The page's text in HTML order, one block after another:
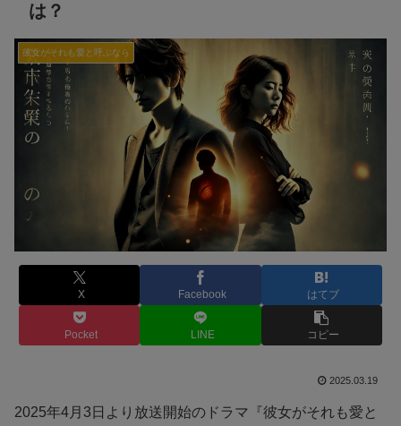
は？
彼女がそれも愛と呼ぶなら
X Facebook はてブ
Pocket LINE コピー
2025.03.19
2025年4月3日より放送開始のドラマ『彼女がそれも愛と